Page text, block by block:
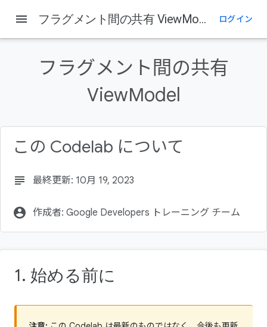
始める前に
前提条件
作成するアプリの概要
menu フラグメント間の共有 ViewModel ログイン
フラグメント間の共有
ViewModel
この Codelab について
subject 最終更新: 10月 19, 2023
account_circle 作成者: Google Developers トレーニング チーム
1. 始める前に